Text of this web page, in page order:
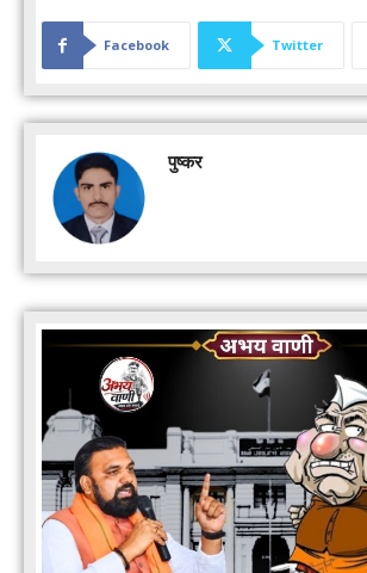
Facebook Twitter
पुष्कर